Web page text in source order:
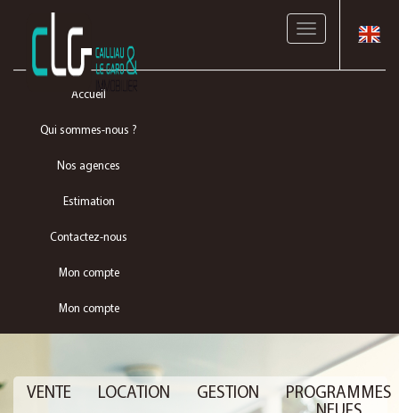
Toggle
Accueil
Qui sommes-nous ?
Nos agences
Estimation
Contactez-nous
Mon compte
Mon compte
VENTE LOCATION GESTION
PROGRAMMES